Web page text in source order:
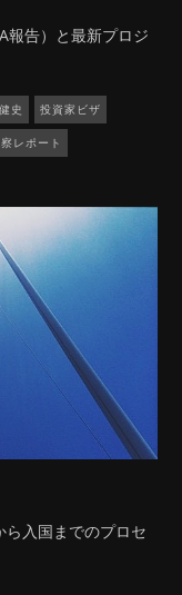
報告）と最新プロジ
史 投資家ビザ
レポート
ら入国までのプロセ